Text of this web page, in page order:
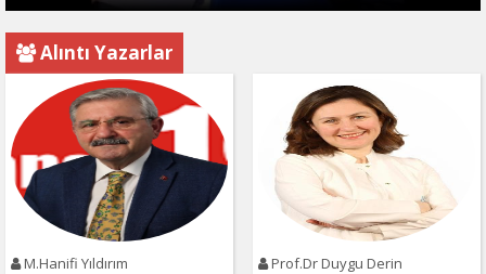
Alıntı Yazarlar
M.Hanifi Yıldırım Prof.Dr Duygu Derin